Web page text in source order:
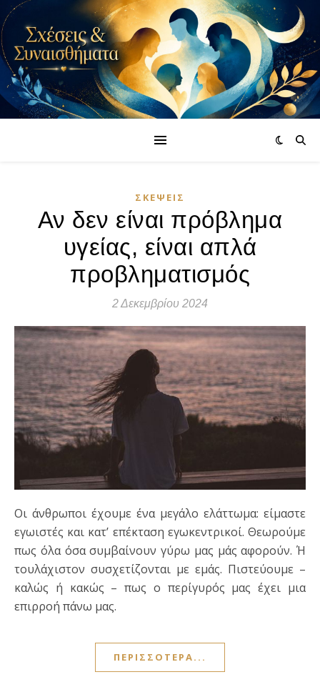
ΣΚΈΨΕΙΣ
Αν δεν είναι πρόβλημα
υγείας, είναι απλά
προβληματισμός
2 Δεκεμβρίου 2024
Οι άνθρωποι έχουμε ένα μεγάλο ελάττωμα: είμαστε
εγωιστές και κατ’ επέκταση εγωκεντρικοί. Θεωρούμε
πως όλα όσα συμβαίνουν γύρω μας μάς αφορούν. Ή
τουλάχιστον συσχετίζονται με εμάς. Πιστεύουμε –
καλώς ή κακώς – πως ο περίγυρός μας έχει μια
επιρροή πάνω μας.
ΠΕΡΙΣΣΌΤΕΡΑ...